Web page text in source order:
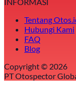
INFORMASI
Tentang
Hubungi Kami
FAQ
Blog
Copyright © 2026
PT Otospector